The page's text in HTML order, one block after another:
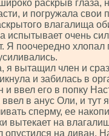
раскрыв глаза,
и погружала свои
влагалища
испытывает очень
Я поочередно хлопал
я вытащил член и
и забилась в
ввел его в попку
в анус Оли, и тут
сперму, ее
вытекает на
на диван.